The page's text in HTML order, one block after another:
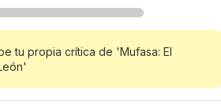
tu propia crítica de 'Mufasa: El